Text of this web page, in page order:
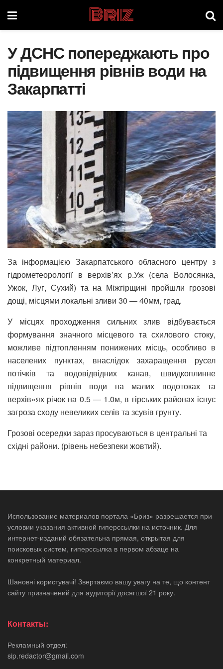
Briz
У ДСНС попереджають про
підвищення рівнів води на
Закарпатті
За інформацією Закарпатського обласного центру з
гідрометеорології в верхів’ях р.Уж (села Волосянка,
Ужок, Луг, Сухий) та на Міжгірщині пройшли грозові
дощі, місцями локальні зливи 30 — 40мм, град.
У місцях проходження сильних злив відбувається
формування значного місцевого та схилового стоку,
можливе підтопленням понижених місць, особливо в
населених пунктах, внаслідок захаращення русел
потічків та водовідвідних канав, швидкоплинне
підвищення рівнів води на малих водотоках та
верхів»ях річок на 0.5 — 1.0м, в гірських районах існує
загроза сходу невеликих селів та зсувів грунту.
Грозові осередки зараз просуваються в центральні та
східні райони. (рівень небезпеки жовтий).
Использование материалов портала «Бриз» разрешается при
условии указания активной гиперссылки на источник. Для
интернет-изданий обязательна прямая, открытая для
поисковых систем, гиперссылка в первом абзаце на
конкретный материал.
Шановні користувачі! Звертаємо вашу увагу на те, що контент
сайту призначений для аудиторії досягшої 21 року.
Контакты:
Рекламный отдел:
sip.redactor@gmail.com